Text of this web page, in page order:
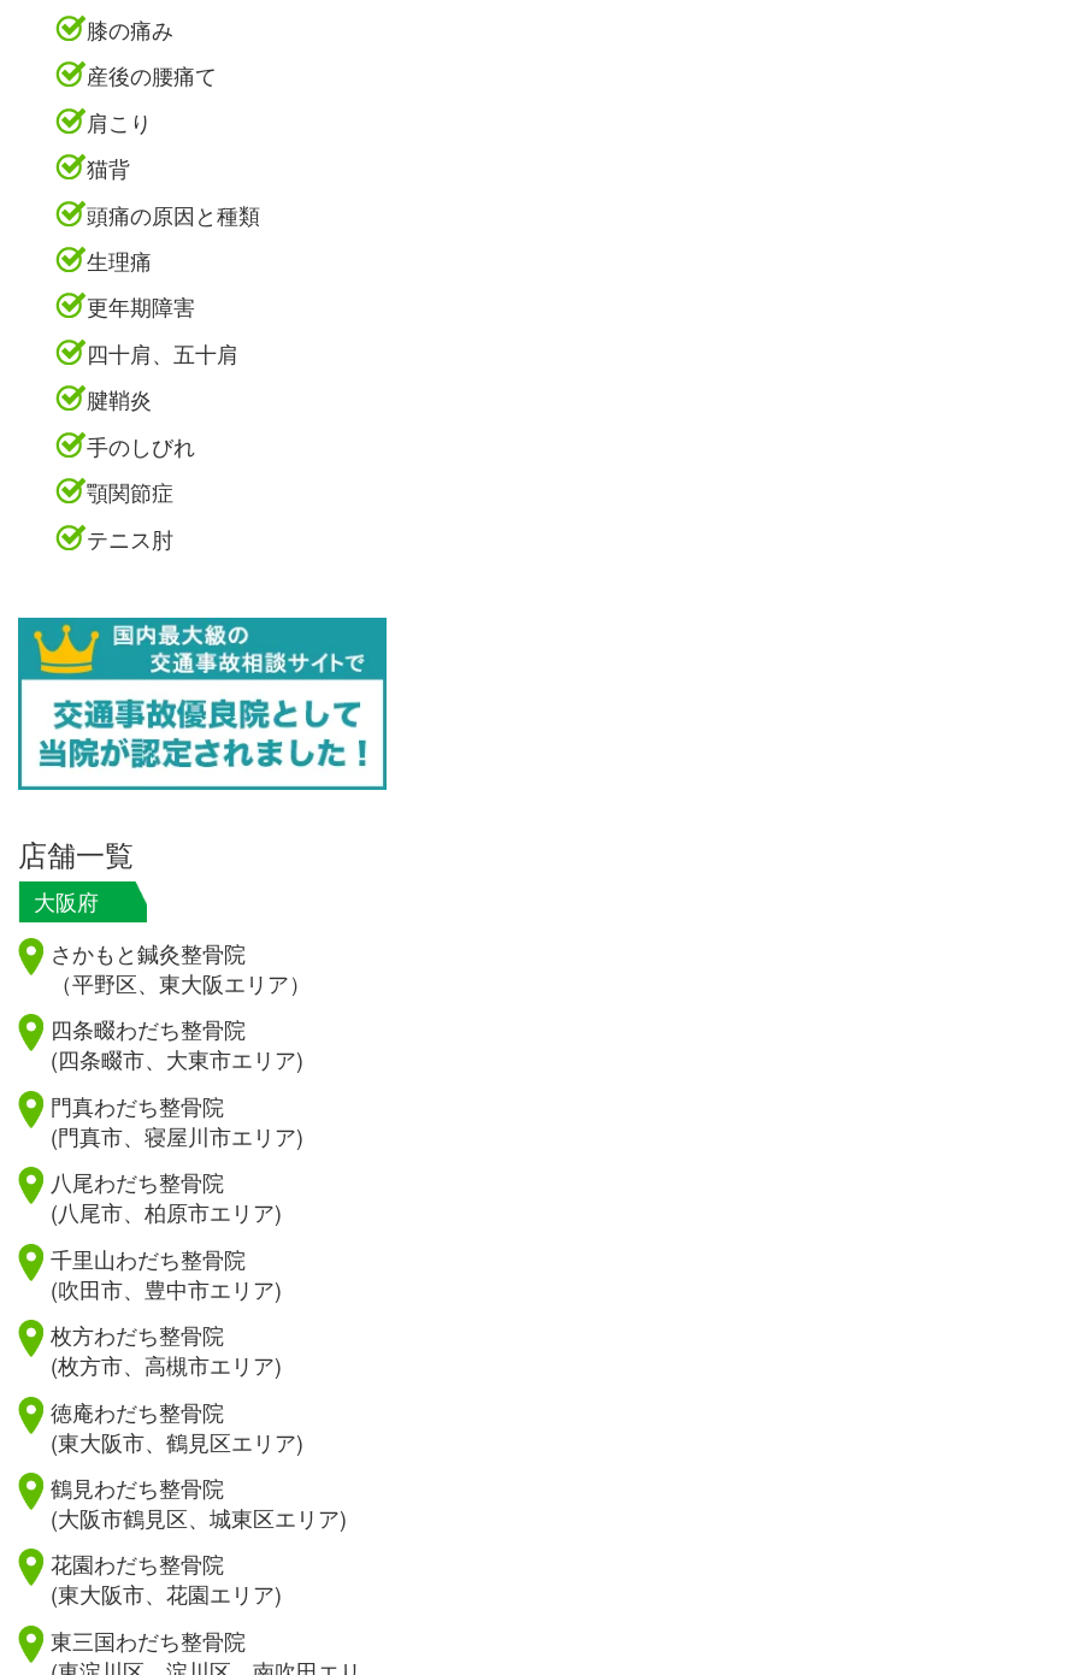
膝の痛み
産後の腰痛て
肩こり
猫背
頭痛の原因と種類
生理痛
更年期障害
四十肩、五十肩
腱鞘炎
手のしびれ
顎関節症
テニス肘
店舗一覧
大阪府
さかもと鍼灸整骨院
（平野区、東大阪エリア）
四条畷わだち整骨院
(四条畷市、大東市エリア)
門真わだち整骨院
(門真市、寝屋川市エリア)
八尾わだち整骨院
(八尾市、柏原市エリア)
千里山わだち整骨院
(吹田市、豊中市エリア)
枚方わだち整骨院
(枚方市、高槻市エリア)
徳庵わだち整骨院
(東大阪市、鶴見区エリア)
鶴見わだち整骨院
(大阪市鶴見区、城東区エリア)
花園わだち整骨院
(東大阪市、花園エリア)
東三国わだち整骨院